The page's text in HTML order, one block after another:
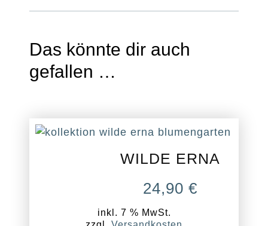
Das könnte dir auch
gefallen …
WILDE ERNA
24,90 €
inkl. 7 % MwSt.